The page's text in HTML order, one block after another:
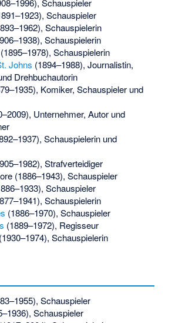
Schauspieler
Schauspieler
Schauspielerin
Schauspielerin
(1895–1978), Schauspielerin
Johns (1894–1988), Journalistin,
Drehbuchautorin
Komiker, Schauspieler und
Unternehmer, Autor und
Schauspielerin und
Strafverteidiger
(1886–1943), Schauspieler
Schauspieler
Schauspielerin
(1886–1970), Schauspieler
(1889–1972), Regisseur
(1930–1974), Schauspielerin
Schauspieler
Schauspieler